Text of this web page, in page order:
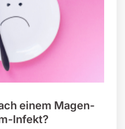
einem Magen-
Infekt?